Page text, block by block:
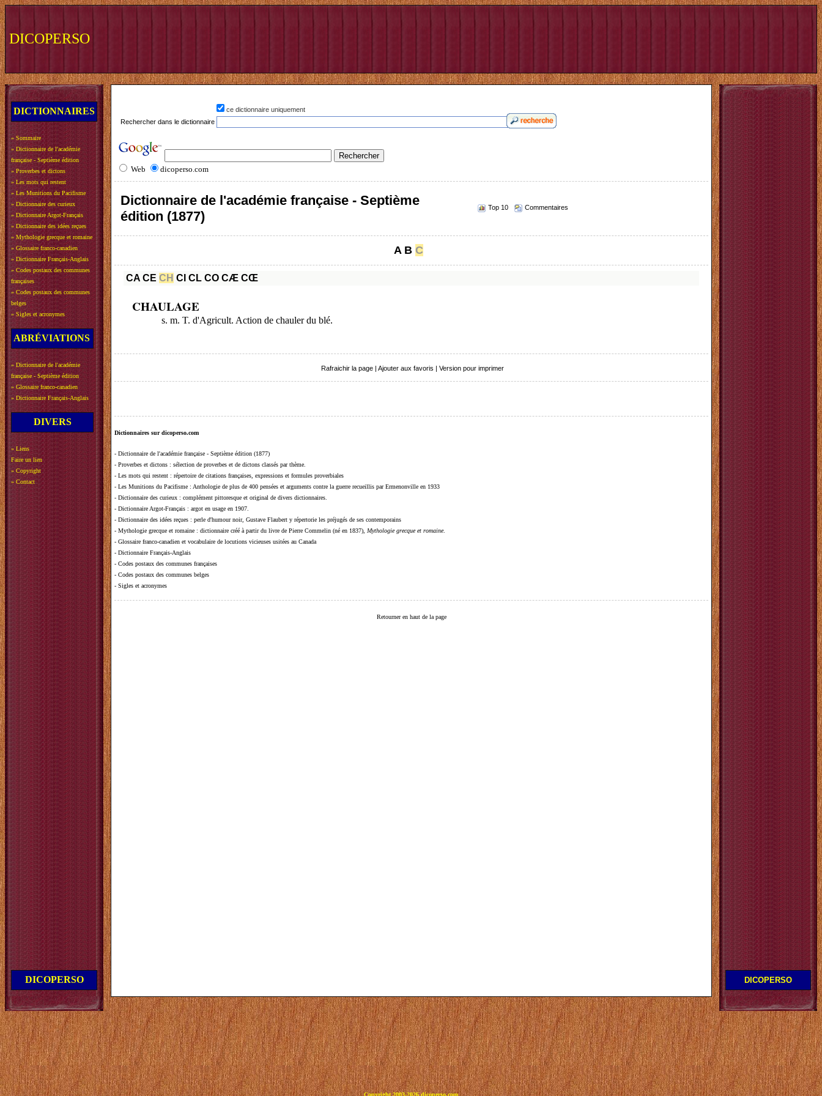
DICOPERSO
DICTIONNAIRES
» Sommaire
» Dictionnaire de l'académie
française - Septième édition
» Proverbes et dictons
» Les mots qui restent
» Les Munitions du Pacifisme
» Dictionnaire des curieux
» Dictionnaire Argot-Français
» Dictionnaire des idées reçues
» Mythologie grecque et romaine
» Glossaire franco-canadien
» Dictionnaire Français-Anglais
» Codes postaux des communes
françaises
» Codes postaux des communes
belges
» Sigles et acronymes
ABRÉVIATIONS
» Dictionnaire de l'académie
française - Septième édition
» Glossaire franco-canadien
» Dictionnaire Français-Anglais
DIVERS
» Liens
Faire un lien
» Copyright
» Contact
DICOPERSO
ce dictionnaire uniquement
Rechercher dans le dictionnaire
Web dicoperso.com
Dictionnaire de l'académie française - Septième
édition (1877)
Top 10 Commentaires
A B C
CA CE CH CI CL CO CÆ CŒ
CHAULAGE
s. m. T. d'Agricult. Action de chauler du blé.
Rafraichir la page | Ajouter aux favoris | Version pour imprimer
Dictionnaires sur dicoperso.com
- Dictionnaire de l'académie française - Septième édition (1877)
- Proverbes et dictons : sélection de proverbes et de dictons classés par thème.
- Les mots qui restent : répertoire de citations françaises, expressions et formules proverbiales
- Les Munitions du Pacifisme : Anthologie de plus de 400 pensées et arguments contre la guerre recueillis par Ermenonville en 1933
- Dictionnaire des curieux : complément pittoresque et original de divers dictionnaires.
- Dictionnaire Argot-Français : argot en usage en 1907.
- Dictionnaire des idées reçues : perle d'humour noir, Gustave Flaubert y répertorie les préjugés de ses contemporains
- Mythologie grecque et romaine : dictionnaire créé à partir du livre de Pierre Commelin (né en 1837), Mythologie grecque et romaine.
- Glossaire franco-canadien et vocabulaire de locutions vicieuses usitées au Canada
- Dictionnaire Français-Anglais
- Codes postaux des communes françaises
- Codes postaux des communes belges
- Sigles et acronymes
Retourner en haut de la page
DICOPERSO
Copyright 2003-2026 dicoperso.com